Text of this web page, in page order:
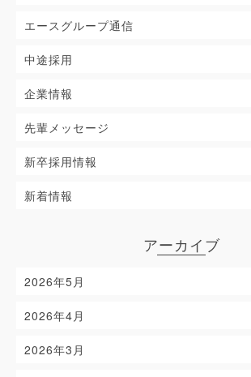
エースグループ通信
中途採用
企業情報
先輩メッセージ
新卒採用情報
新着情報
アーカイブ
2026年5月
2026年4月
2026年3月